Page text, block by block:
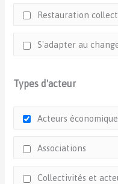
Restauration
S'adapter au
Types d'acteur
Acteurs
Associations
Collectivités et